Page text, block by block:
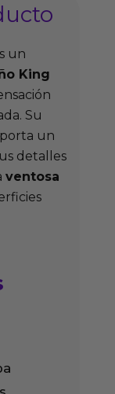
un
King
Su
un
detalles
ventosa